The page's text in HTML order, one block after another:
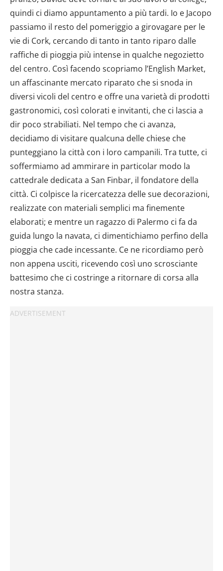
Utilizziamo i cookie per personalizzare contenuti ed
annunci, per fornire funzionalità dei social media e per
analizzare il nostro traffico. Condividiamo inoltre
informazioni sul modo in cui utilizzi il nostro sito con i
nostri partner che si occupano di analisi dei dati web,
pubblicità e social media, i quali potrebbero combinarle
con altre informazioni che hai fornito loro o che hanno
raccolto dal tuo utilizzo dei loro servizi.
quindi ci diamo appuntamento a più tardi. Io e Jacopo
passiamo il resto del pomeriggio a girovagare per le
vie di Cork, cercando di tanto in tanto riparo dalle
raffiche di pioggia più intense in qualche negozietto
del centro. Così facendo scopriamo l’English Market,
un affascinante mercato riparato che si snoda in
diversi vicoli del centro e offre una varietà di prodotti
gastronomici, così colorati e invitanti, che ci lascia a
dir poco strabiliati. Nel tempo che ci avanza,
decidiamo di visitare qualcuna delle chiese che
punteggiano la città con i loro campanili. Tra tutte, ci
soffermiamo ad ammirare in particolar modo la
cattedrale dedicata a San Finbar, il fondatore della
città. Ci colpisce la ricercatezza delle sue decorazioni,
realizzate con materiali semplici ma finemente
elaborati; e mentre un ragazzo di Palermo ci fa da
guida lungo la navata, ci dimentichiamo perfino della
pioggia che cade incessante. Ce ne ricordiamo però
non appena usciti, ricevendo così uno scrosciante
battesimo che ci costringe a ritornare di corsa alla
nostra stanza.